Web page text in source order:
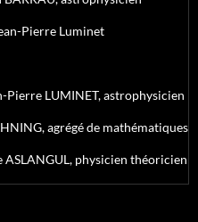
Pierre Luminet
Pierre LUMINET, astrophysicien
agrégé de mathématiques
ASLANGUL, physicien théoricien